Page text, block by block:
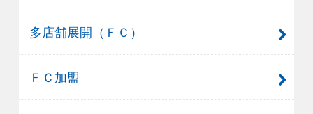
多店舗展開（ＦＣ）
ＦＣ加盟